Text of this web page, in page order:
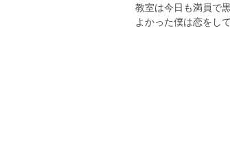
教室は今日も満員で
よかった僕は恋をし